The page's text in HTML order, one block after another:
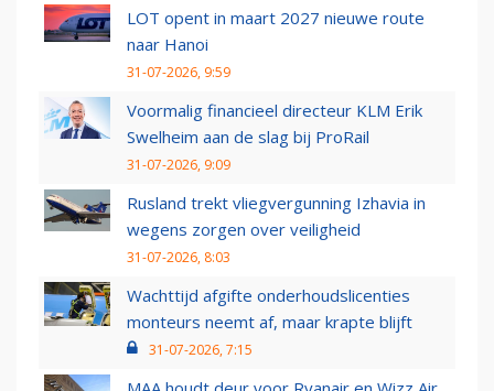
LOT opent in maart 2027 nieuwe route
naar Hanoi
31-07-2026, 9:59
Voormalig financieel directeur KLM Erik
Swelheim aan de slag bij ProRail
31-07-2026, 9:09
Rusland trekt vliegvergunning Izhavia in
wegens zorgen over veiligheid
31-07-2026, 8:03
Wachttijd afgifte onderhoudslicenties
monteurs neemt af, maar krapte blijft
31-07-2026, 7:15